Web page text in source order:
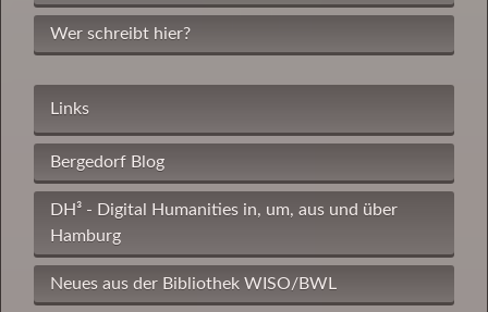
Wer schreibt hier?
Links
Bergedorf Blog
DH³ - Digital Humanities in, um, aus und über
Hamburg
Neues aus der Bibliothek WISO/BWL